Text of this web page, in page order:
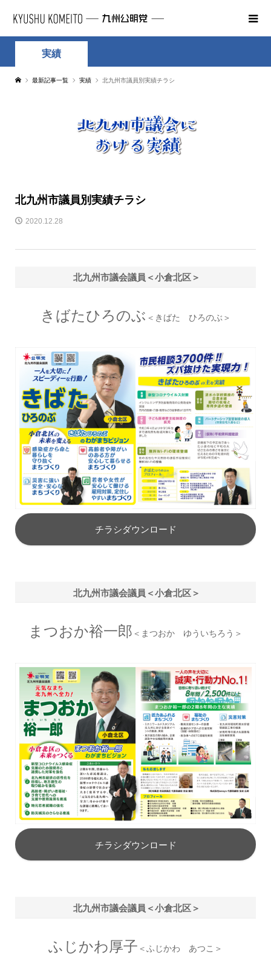
実績
最新記事一覧 実績 北九州市議員別実績チラシ
北九州市議員別実績チラシ
2020.12.28
北九州市議会議員＜小倉北区＞
きばたひろのぶ ＜きばた ひろのぶ＞
チラシダウンロード
北九州市議会議員＜小倉北区＞
まつおか裕一郎 ＜まつおか ゆういちろう＞
チラシダウンロード
北九州市議会議員＜小倉北区＞
ふじかわ厚子 ＜ふじかわ あつこ＞